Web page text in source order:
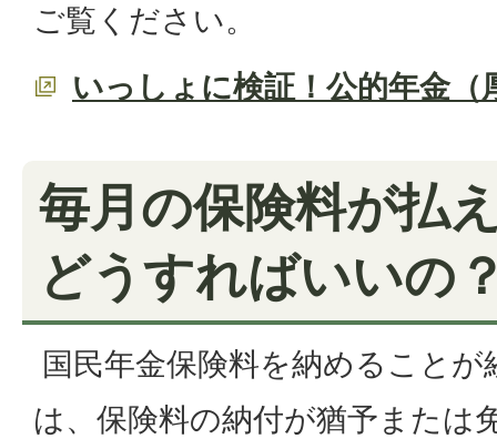
ご覧ください。
いっしょに検証！公的年金（
毎月の保険料が払
どうすればいいの
国民年金保険料を納めること
は、保険料の納付が猶予または